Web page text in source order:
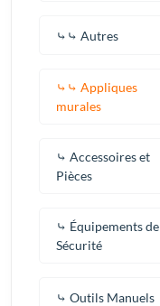
⤷⤷ Autres
⤷⤷ Appliques
murales
⤷ Accessoires et
Pièces
⤷ Équipements de
Sécurité
⤷ Outils Manuels